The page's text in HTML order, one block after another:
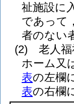
祉施設に
であって
者のない
(2)
老人
ホーム又
表の左欄
表の右欄